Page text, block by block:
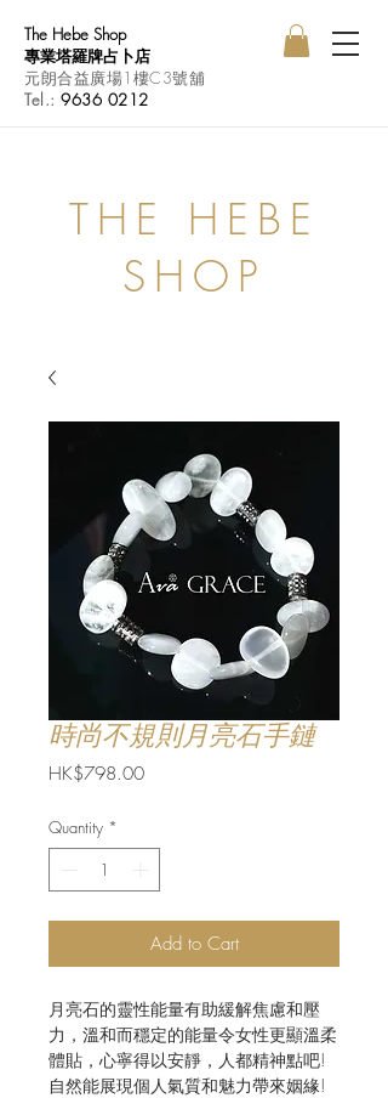
The Hebe Shop
專業塔羅牌占卜店
元朗合益廣場1樓C3號舖
Tel.:9636 0212
THE HEBE
SHOP
時尚不規則月亮石手鏈
HK$798.00Price
Quantity *
Add to Cart
月亮石的靈性能量有助緩解焦慮和壓
力，溫和而穩定的能量令女性更顯溫柔
體貼，心寧得以安靜，人都精神點吧!
自然能展現個人氣質和魅力帶來姻緣!